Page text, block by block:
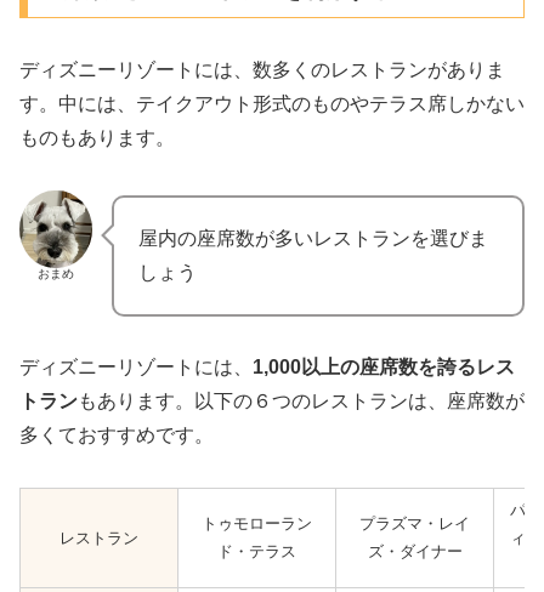
ディズニーリゾートには、数多くのレストランがありま
す。中には、テイクアウト形式のものやテラス席しかない
ものもあります。
おまめ
屋内の座席数が多いレストランを選びま
しょう
ディズニーリゾートには、 1,000以上の座席数を誇るレス
トランもあります。以下の６つのレストランは、座席数が
多くておすすめです。
レストラン
トゥモローラン
ド・テラス
プラズマ・レイ
ズ・ダイナー
パ
ィ